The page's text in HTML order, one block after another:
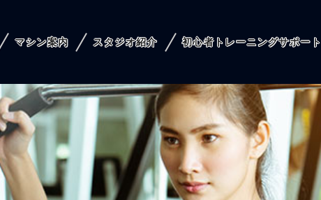
マシン案内 スタジオ紹介 初心者トレーニングサポート